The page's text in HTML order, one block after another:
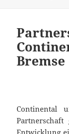
Bremse
Continental
Entwicklung